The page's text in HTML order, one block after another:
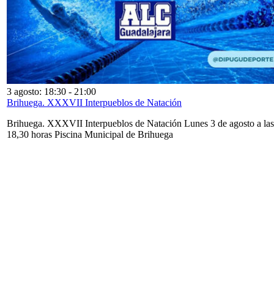
3 agosto: 18:30 - 21:00
Brihuega. XXXVII Interpueblos de Natación
Brihuega. XXXVII Interpueblos de Natación Lunes 3 de agosto a las
18,30 horas Piscina Municipal de Brihuega